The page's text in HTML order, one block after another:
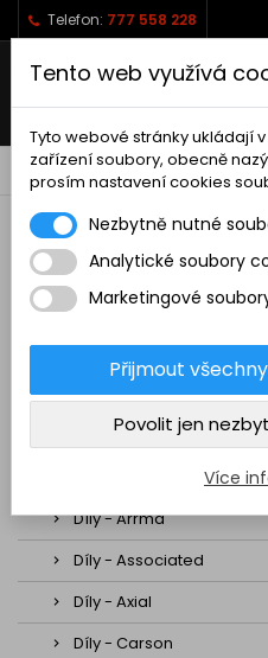
Telefon: 777 558 228
 
RC AUTA
Sestavená auta elektro
Stavebnice aut elektro
Auta na spalovací motor
Náhradní díly
Díly - Arrma
Díly - Associated
Díly - Axial
Díly - Carson
Tento web využívá
Tyto webové stránky ukládají
zařízení soubory, obecně
prosím nastavení cookies
Nezbytně nutné
Analytické soubory
Marketingové
Přijmout
Povolit jen
Více